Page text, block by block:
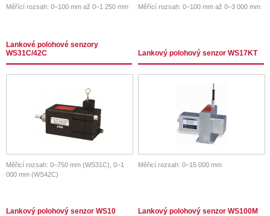
Měřící rozsah: 0–100 mm až 0–1 250 mm Měřící rozsah: 0–100 mm až 0–3 000 mm
Lankové polohové senzory
WS31C/42C
Měřicí rozsah: 0–750 mm (WS31C), 0–1
000 mm (WS42C)
Lankový polohový senzor WS17KT
Měřicí rozsah: 0–15 000 mm
Lankový polohový senzor WS10 Lankový polohový senzor WS100M